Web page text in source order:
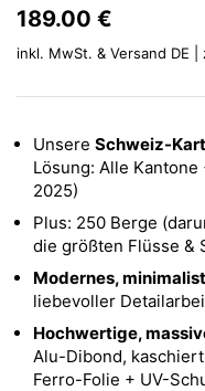
Preis:
189.00 €
inkl. MwSt. & Versand DE |
Unsere Schweiz-
Lösung: Alle
2025)
Plus: 250 Berge
die größten Flüsse &
Modernes,
liebevoller
Hochwertige,
Alu-Dibond,
Ferro-Folie + UV-